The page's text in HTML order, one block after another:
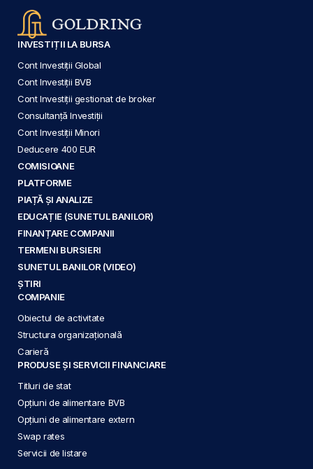
INVESTIȚII LA BURSA
Cont Investiții Global
Cont Investiții BVB
Cont Investiții gestionat de broker
Consultanță Investiții
Cont Investiții Minori
Deducere 400 EUR
COMISIOANE
PLATFORME
PIAȚĂ ȘI ANALIZE
EDUCAȚIE (SUNETUL BANILOR)
FINANȚARE COMPANII
TERMENI BURSIERI
SUNETUL BANILOR (VIDEO)
ȘTIRI
COMPANIE
Obiectul de activitate
Structura organizațională
Carieră
PRODUSE ȘI SERVICII FINANCIARE
Titluri de stat
Opțiuni de alimentare BVB
Opțiuni de alimentare extern
Swap rates
Servicii de listare